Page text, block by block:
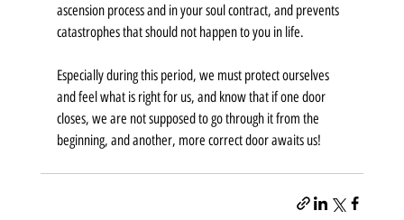
ascension process and in your soul contract, and prevents
catastrophes that should not happen to you in life.
Especially during this period, we must protect ourselves
and feel what is right for us, and know that if one door
closes, we are not supposed to go through it from the
beginning, and another, more correct door awaits us!